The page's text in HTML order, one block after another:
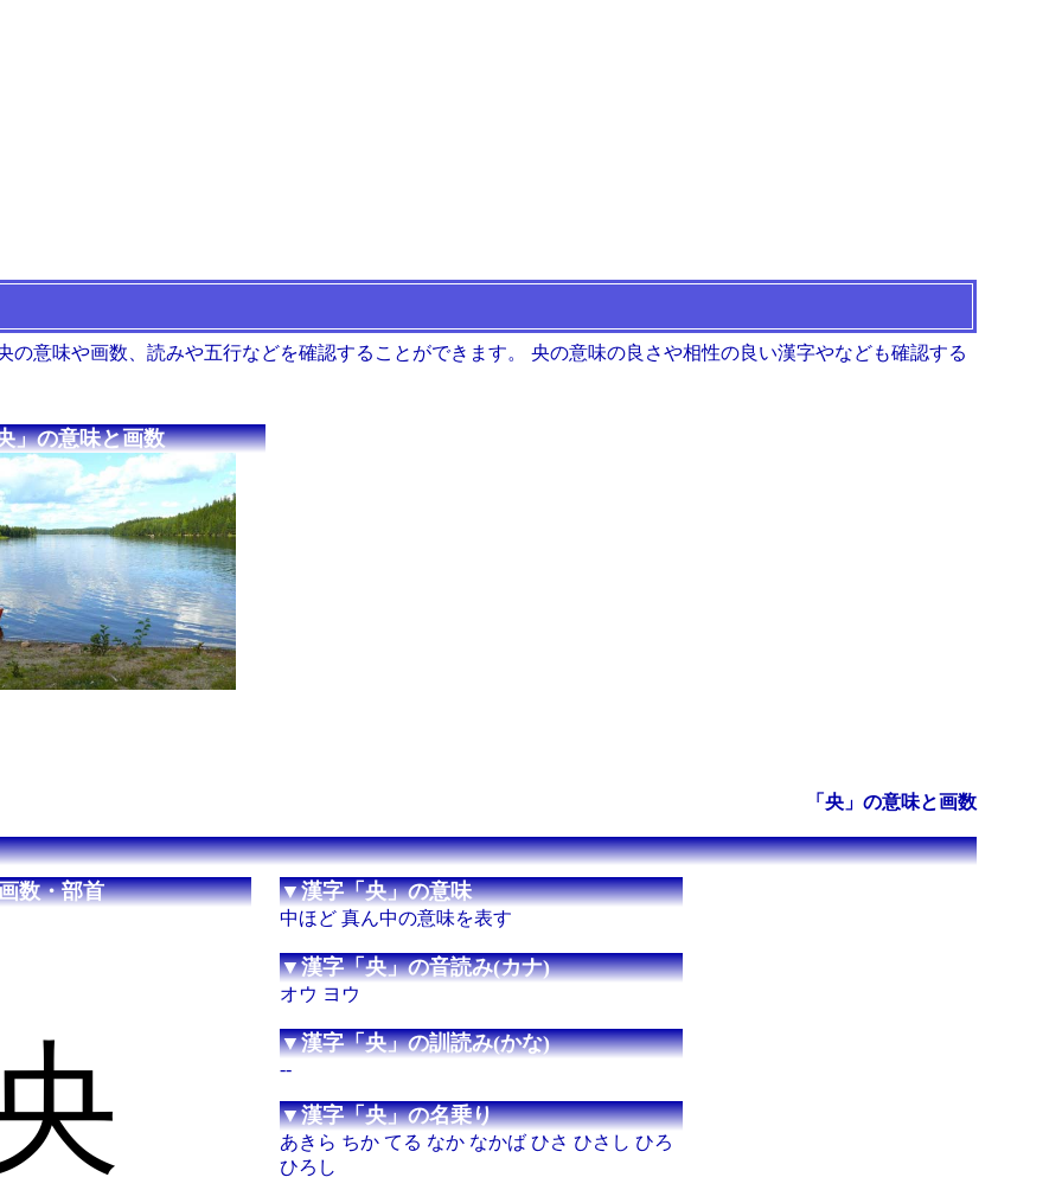
意味や画数、読みや五行などを確認することができます。 央の意味の良さや相性の良い漢字やなども確認する
」の意味と画数
「央」の意味と画数
数・部首 ▼漢字「央」の意味
中ほど 真ん中の意味を表す
▼漢字「央」の音読み(カナ)
オウ ヨウ
▼漢字「央」の訓読み(かな)
--
▼漢字「央」の名乗り
あきら ちか てる なか なかば ひさ ひさし ひろ
ひろし